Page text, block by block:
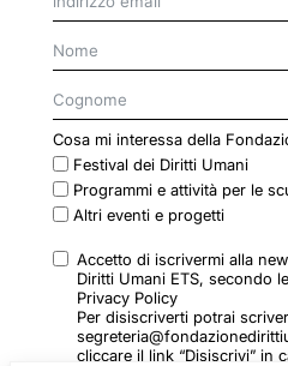
Cosa mi interessa della
Festival dei Diritti Umani
Programmi e attività per le
Altri eventi e progetti
Accetto di iscrivermi alla
Diritti Umani ETS, secondo
Privacy Policy
Per disiscriverti potrai
cliccare il link “Disiscrivi” in